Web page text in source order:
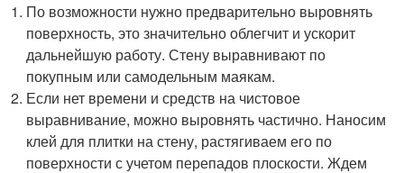
По возможности нужно предварительно выровнять
поверхность, это значительно облегчит и ускорит
дальнейшую работу. Стену выравнивают по
покупным или самодельным маякам.
Если нет времени и средств на чистовое
выравнивание, можно выровнять частично. Наносим
клей для плитки на стену, растягиваем его по
поверхности с учетом перепадов плоскости. Ждем